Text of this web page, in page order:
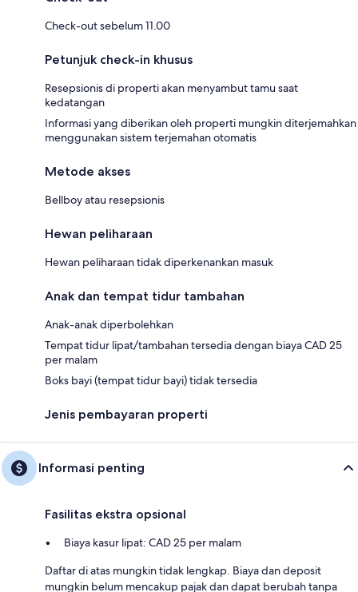
Check-out sebelum 11.00
Petunjuk check-in khusus
Resepsionis di properti akan menyambut tamu saat
kedatangan
Informasi yang diberikan oleh properti mungkin diterjemahkan
menggunakan sistem terjemahan otomatis
Metode akses
Bellboy atau resepsionis
Hewan peliharaan
Hewan peliharaan tidak diperkenankan masuk
Anak dan tempat tidur tambahan
Anak-anak diperbolehkan
Tempat tidur lipat/tambahan tersedia dengan biaya CAD 25
per malam
Boks bayi (tempat tidur bayi) tidak tersedia
Jenis pembayaran properti
Informasi penting
Fasilitas ekstra opsional
Biaya kasur lipat: CAD 25 per malam
Daftar di atas mungkin tidak lengkap. Biaya dan deposit
mungkin belum mencakup pajak dan dapat berubah tanpa